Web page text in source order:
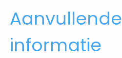
Aanvullende
informatie